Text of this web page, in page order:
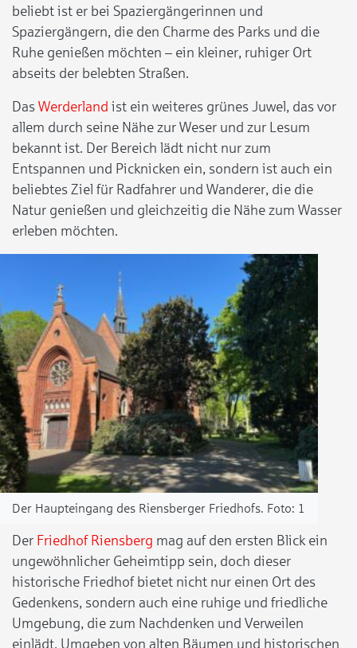
beliebt ist er bei Spaziergängerinnen und
Spaziergängern, die den Charme des Parks und die
Ruhe genießen möchten – ein kleiner, ruhiger Ort
abseits der belebten Straßen.
Das Werderland ist ein weiteres grünes Juwel, das vor
allem durch seine Nähe zur Weser und zur Lesum
bekannt ist. Der Bereich lädt nicht nur zum
Entspannen und Picknicken ein, sondern ist auch ein
beliebtes Ziel für Radfahrer und Wanderer, die die
Natur genießen und gleichzeitig die Nähe zum Wasser
erleben möchten.
Der Haupteingang des Riensberger Friedhofs. 1
Der Friedhof Riensberg mag auf den ersten Blick ein
ungewöhnlicher Geheimtipp sein, doch dieser
historische Friedhof bietet nicht nur einen Ort des
Gedenkens, sondern auch eine ruhige und friedliche
Umgebung, die zum Nachdenken und Verweilen
einlädt. Umgeben von alten Bäumen und historischen